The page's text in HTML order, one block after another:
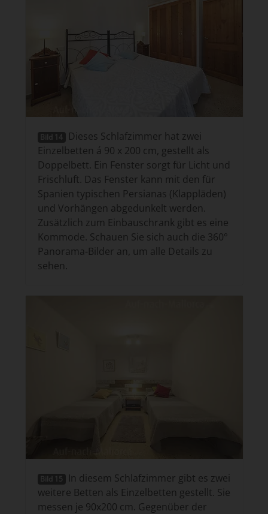
Bild 14
Dieses Schlafzimmer hat zwei
Einzelbetten á 90 x 200 cm, gestellt als
Doppelbett. Ein Fenster sorgt für Licht und
Frischluft. Das Fenster kann mit den für
Spanien typischen Persianas (Klappläden)
und Vorhängen abgedunkelt werden.
Zusätzlich zum Einbauschrank gibt es eine
Kommode. Schauen Sie sich auch die 360°
Panorama-Bilder an, um alle Details zu
sehen.
Bild 15
In diesem Schlafzimmer gibt es zwei
weitere Betten als Einzelbetten gestellt. Sie
messen je 90x200 cm. Gegenüber der